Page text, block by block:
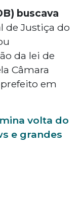
buscava
de Justiça do
da lei de
Câmara
em
volta do
e grandes